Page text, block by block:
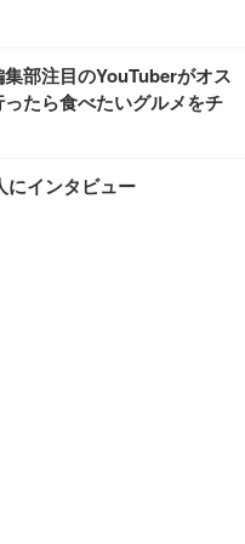
集部注目のYouTuberがオス
たら食べたいグルメをチ
にインタビュー